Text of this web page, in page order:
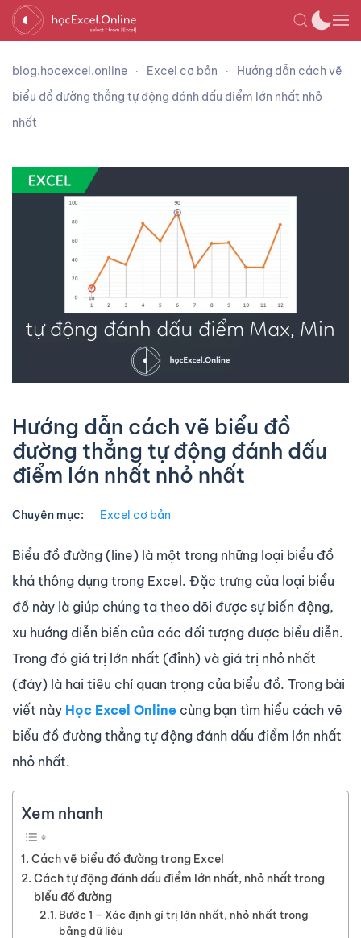
blog.hocexcel.online Excel cơ bản
Hướng dẫn cách vẽ
biểu đồ đường thẳng tự động đánh dấu điểm lớn nhất nhỏ
nhất
Hướng dẫn cách vẽ biểu đồ
đường thẳng tự động đánh dấu
điểm lớn nhất nhỏ nhất
Chuyên mục: Excel cơ bản
Biểu đồ đường (line) là một trong những loại biểu đồ
khá thông dụng trong Excel. Đặc trưng của loại biểu
đồ này là giúp chúng ta theo dõi được sự biến động,
xu hướng diễn biến của các đối tượng được biểu diễn.
Trong đó giá trị lớn nhất (đỉnh) và giá trị nhỏ nhất
(đáy) là hai tiêu chí quan trọng của biểu đồ. Trong bài
viết này Học Excel Online cùng bạn tìm hiểu cách vẽ
biểu đồ đường thẳng tự động đánh dấu điểm lớn nhất
nhỏ nhất.
Xem nhanh
Cách vẽ biểu đồ đường trong Excel
Cách tự động đánh dấu điểm lớn nhất, nhỏ nhất trong
biểu đồ đường
Bước 1 – Xác định gí trị lớn nhất, nhỏ nhất trong
bảng dữ liệu